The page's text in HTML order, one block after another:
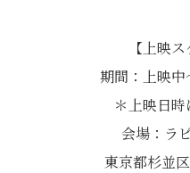
【上映
期間：上映中
＊上映日
会場：ラ
東京都杉並